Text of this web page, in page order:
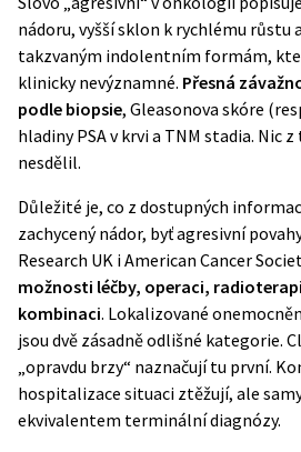
nádoru, vyšší sklon k rychlému růstu
takzvaným indolentním formám,
klinicky nevýznamné. Přesná
podle biopsie, Gleasonova skóre
hladiny PSA v krvi a TNM stadia. Nic
nesdělil.
Důležité je, co z dostupných
zachycený nádor, byť agresivní
Research UK iAmerican Cancer
možnosti léčby, operaci,
kombinaci. Lokalizované
jsou dvě zásadně odlišné kategorie.
„opravdu brzy“ naznačují tu první.
hospitalizace situaci ztěžují, ale
ekvivalentem terminální diagnózy.